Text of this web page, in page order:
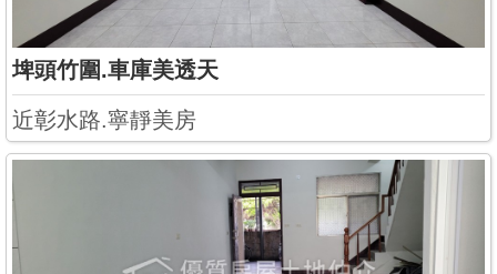
埤頭竹圍.車庫美透天
近彰水路.寧靜美房